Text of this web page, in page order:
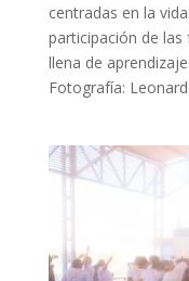
centradas en la
participación de
llena de
Fotografía: